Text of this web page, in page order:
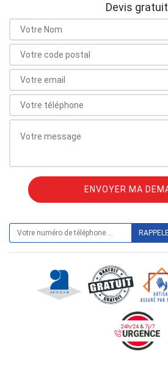
Devis gratuit